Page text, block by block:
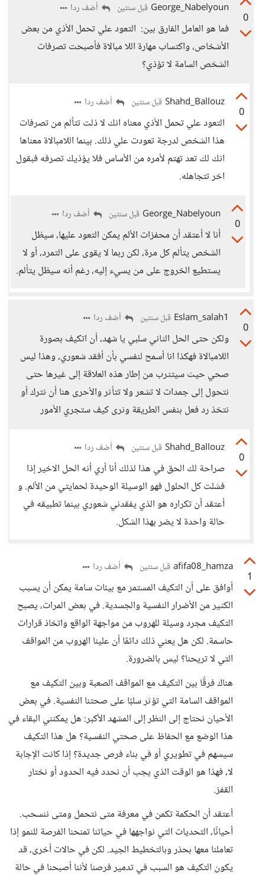
0
George_Nabelyoun قبل سنتين أضف ردا
فما هو العامل الفارق بين: التعود علي تحمل الأذي من بعض
الأشخاص، واكتساب مهارة اللا مبالاة فأصبحت تصرفات
الشخص السامة لا تؤذي؟
0
Shahd_Ballouz قبل سنتين أضف ردا
التعود علي تحمل الأذي معناه انك لا ذلت تتألم من تصرفات
هذا الشخص لدرجة تعودت علي ذلك. بينما اللامبالاة معناها
انك لك تعد تهتم لأمره من الأساس فلا يؤذيك تصرفه فبقول
اخر تتجاهله.
0
George_Nabelyoun قبل سنتين أضف ردا
أنا لا أعتقد أن محفزات الألم يمكن التعود عليها، سيظل
الشخص يتألم كل مرة، لكن ربما لا يقوى على التمرد، أو لا
يستطيع الخروج على من يسيء إليه، رغم أنه سيظل يتألم.
0
Eslam_salah1 قبل سنتين أضف ردا
ولكن حتى الحل الثاني سلبي يا شهد، أن اتكيف بصورة
اللامبالاة فهكذا انا أسمح لنفسي بأن أفقد شعوري، وهذا ليس
صحي حيث سيتثرب من إطار هذه العلاقة إلى غيرها حتى
نتحول إلى جمدات لا تشعر ولا تتأثر والأحرى هنا أن نترك أو
نتخذ رد فعل بنفس الطريقة ونرى كيف ستجري الأمور
0
Shahd_Ballouz قبل سنتين أضف ردا
صراحة لك الحق في هذا لذلك أنا أري أنه الحل الاخير إذا
فشلت كل الحلول فهو الوسيلة الوحيدة لحمايتي من الألم. و
أعتقد أن تكراره هو الذي يفقدني شعوري بينما تطبيقه في
حالة واحدة لا يضر بهذا الشكل.
1
afifa08_hamza قبل سنتين أضف ردا
أوافق على أن التكيف المستمر مع بيئات سامة يمكن أن يسبب
الكثير من الأضرار النفسية والجسدية. في بعض المرات، يصبح
التكيف مجرد وسيلة للهروب من مواجهة الواقع واتخاذ قرارات
حاسمة. لكن هل يعني ذلك دائمًا أن علينا الهروب من المواقف
التي لا تريحنا؟ ليس بالضرورة.
هناك فرقًا بين التكيف مع المواقف الصعبة وبين التكيف مع
المواقف السامة التي تؤثر سلبًا على صحتنا النفسية. في بعض
الأحيان نحتاج إلى النظر إلى المشهد الأكبر: هل يمكنني البقاء في
هذا الوضع مع الحفاظ على صحتي النفسية؟ هل هذا التكيف
سيسهم في تطويري أو في بناء فرص جديدة؟ إذا كانت الإجابة
لا، فهذا هو الوقت الذي يجب أن نحدد فيه الحدود أو نختار
القفز.
أعتقد أن الحكمة تكمن في معرفة متى نتحمل ومتى ننسحب.
أحيانًا، التحديات التي نواجهها في حياتنا تمنحنا الفرصة للنمو إذا
تعاملنا معها بحذر وبالتخطيط الجيد. لكن في حالات أخرى، قد
يكون التكيف هو السبب في تدمير فرصنا لأننا أصبحنا في حالة